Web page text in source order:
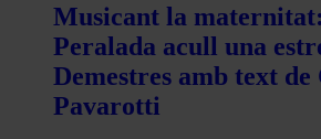
Musicant la
Peralada acull una
Demestres amb text
Pavarotti